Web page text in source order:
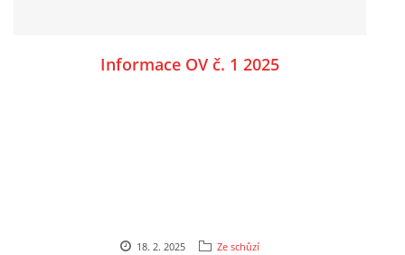
Informace OV č. 1 2025
18. 2. 2025 Ze schůzí